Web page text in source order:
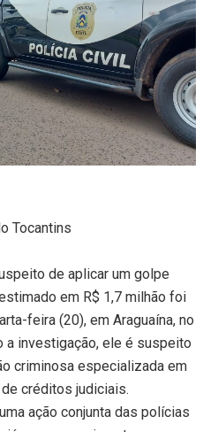
Tocantins
de aplicar um golpe
em R$ 1,7 milhão foi
feira (20), em Araguaína, no
a investigação, ele é suspeito
criminosa especializada em
créditos judiciais.
ação conjunta das polícias